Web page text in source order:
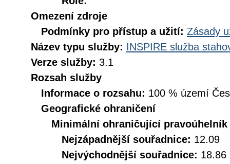
Omezení zdroje
Podmínky pro přístup a užití: Zásady
Název typu služby: INSPIRE služba
Verze služby: 3.1
Rozsah služby
Informace o rozsahu: 100 % území
Geografické ohraničení
Minimální ohraničující pravoúhelník
Nejzápadnější souřadnice: 12.09
Nejvýchodnější souřadnice: 18.86